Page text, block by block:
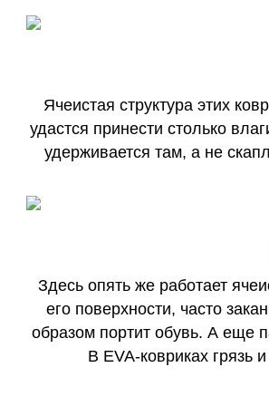
Ячеистая структура этих
удастся принести столько
удерживается там, а не
Здесь опять же работает
его поверхности, часто
образом портит обувь. А еще
В EVA-ковриках грязь